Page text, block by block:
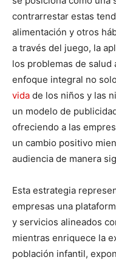
contrarrestar estas
alimentación y otros
a través del juego, la
los problemas de salud
enfoque integral no
vida de los niños y las
un modelo de
ofreciendo a las
un cambio positivo
audiencia de manera
Esta estrategia
empresas una
y servicios alineados
mientras enriquece la
población infantil,